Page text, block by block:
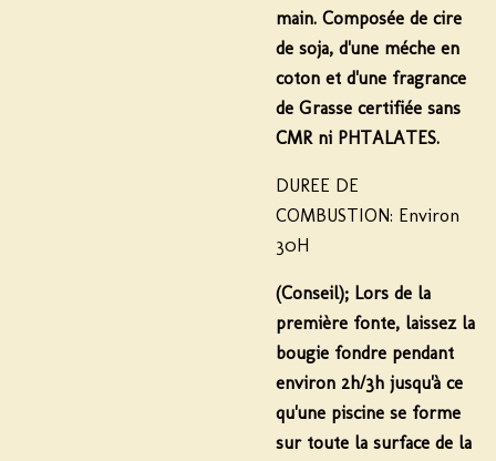
main. Composée de cire
de soja, d'une méche en
coton et d'une fragrance
de Grasse certifiée sans
CMR ni PHTALATES.
DUREE DE
COMBUSTION: Environ
30H
(Conseil); Lors de la
première fonte, laissez la
bougie fondre pendant
environ 2h/3h jusqu'à ce
qu'une piscine se forme
sur toute la surface de la